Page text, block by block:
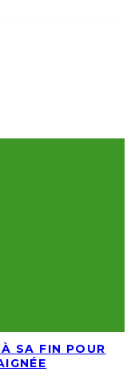
SA FIN POUR